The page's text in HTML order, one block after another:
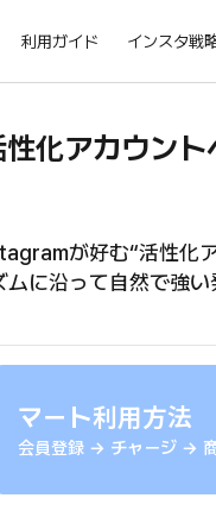
利用ガイド インスタ戦
化アカウント
が好む“活性化
に沿って自然で強い
マート利用方法
会員登録 → チャージ →